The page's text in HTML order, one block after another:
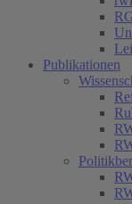
Publikationen